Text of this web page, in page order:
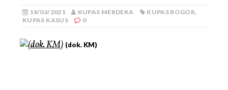
18/03/2021 KUPAS MERDEKA KUPAS BOGOR,
KUPAS KASUS
0
(dok. KM)